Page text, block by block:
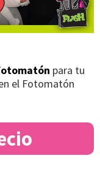
para tu
el Fotomatón